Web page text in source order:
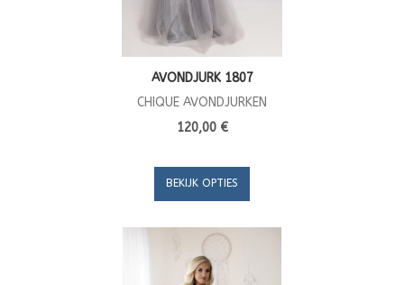
AVONDJURK 1807
CHIQUE AVONDJURKEN
120,00 €
BEKIJK OPTIES